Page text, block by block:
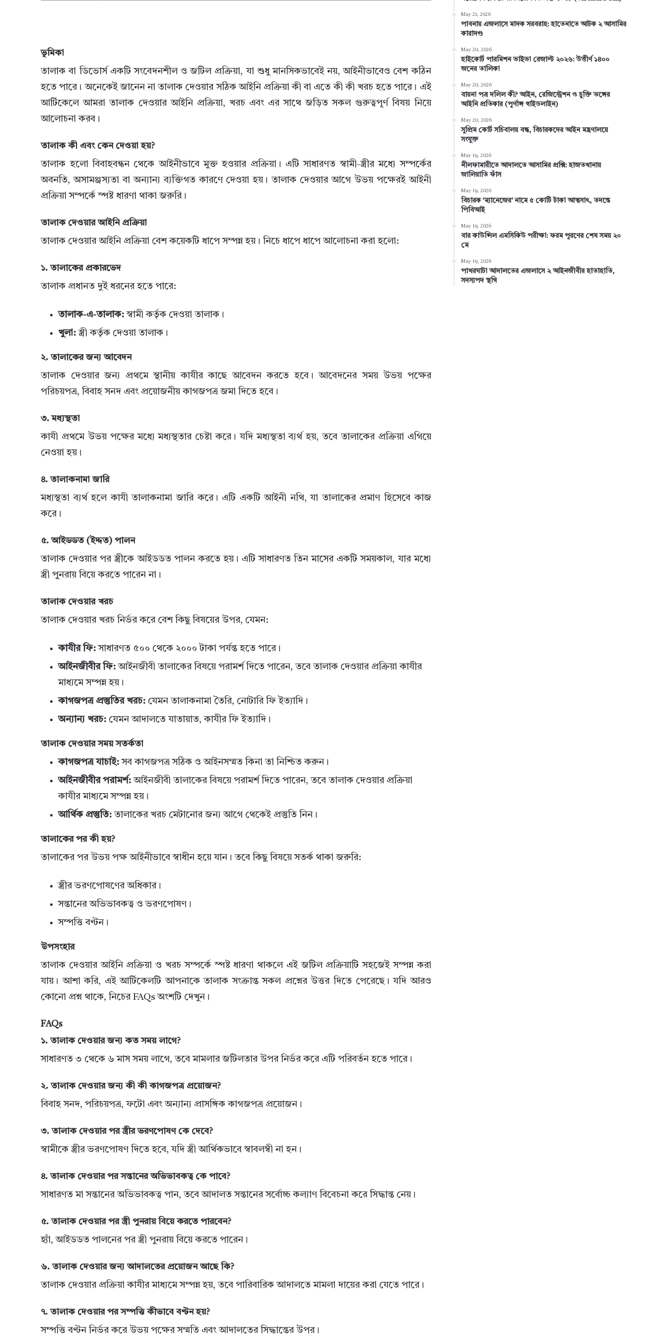
ভূমিকা
তালাক বা ডিভোর্স একটি সংবেদনশীল ও জটিল প্রক্রিয়া, যা শুধু মানসিকভাবেই নয়, আইনীভাবেও বেশ কঠিন
হতে পারে। অনেকেই জানেন না তালাক দেওয়ার সঠিক আইনি প্রক্রিয়া কী বা এতে কী কী খরচ হতে পারে। এই
আর্টিকেলে আমরা তালাক দেওয়ার আইনি প্রক্রিয়া, খরচ এবং এর সাথে জড়িত সকল গুরুত্বপূর্ণ বিষয় নিয়ে
আলোচনা করব।
তালাক কী এবং কেন দেওয়া হয়?
তালাক হলো বিবাহবন্ধন থেকে আইনীভাবে মুক্ত হওয়ার প্রক্রিয়া। এটি সাধারণত স্বামী-স্ত্রীর মধ্যে সম্পর্কের
অবনতি, অসামঞ্জস্যতা বা অন্যান্য ব্যক্তিগত কারণে দেওয়া হয়। তালাক দেওয়ার আগে উভয় পক্ষেরই আইনী
প্রক্রিয়া সম্পর্কে স্পষ্ট ধারণা থাকা জরুরি।
তালাক দেওয়ার আইনি প্রক্রিয়া
তালাক দেওয়ার আইনি প্রক্রিয়া বেশ কয়েকটি ধাপে সম্পন্ন হয়। নিচে ধাপে ধাপে আলোচনা করা হলো:
১. তালাকের প্রকারভেদ
তালাক প্রধানত দুই ধরনের হতে পারে:
তালাক-এ-তালাক: স্বামী কর্তৃক দেওয়া তালাক।
খুলা: স্ত্রী কর্তৃক দেওয়া তালাক।
২. তালাকের জন্য আবেদন
তালাক দেওয়ার জন্য প্রথমে স্থানীয় কাযীর কাছে আবেদন করতে হবে। আবেদনের সময় উভয় পক্ষের
পরিচয়পত্র, বিবাহ সনদ এবং প্রয়োজনীয় কাগজপত্র জমা দিতে হবে।
৩. মধ্যস্থতা
কাযী প্রথমে উভয় পক্ষের মধ্যে মধ্যস্থতার চেষ্টা করে। যদি মধ্যস্থতা ব্যর্থ হয়, তবে তালাকের প্রক্রিয়া এগিয়ে
নেওয়া হয়।
৪. তালাকনামা জারি
মধ্যস্থতা ব্যর্থ হলে কাযী তালাকনামা জারি করে। এটি একটি আইনী নথি, যা তালাকের প্রমাণ হিসেবে কাজ
করে।
৫. আইডডত (ইদ্দত) পালন
তালাক দেওয়ার পর স্ত্রীকে আইডডত পালন করতে হয়। এটি সাধারণত তিন মাসের একটি সময়কাল, যার মধ্যে
স্ত্রী পুনরায় বিয়ে করতে পারেন না।
তালাক দেওয়ার খরচ
তালাক দেওয়ার খরচ নির্ভর করে বেশ কিছু বিষয়ের উপর, যেমন:
কাযীর ফি: সাধারণত ৫০০ থেকে ২০০০ টাকা পর্যন্ত হতে পারে।
আইনজীবীর ফি: আইনজীবী তালাকের বিষয়ে পরামর্শ দিতে পারেন, তবে তালাক দেওয়ার প্রক্রিয়া কাযীর
মাধ্যমে সম্পন্ন হয়।
কাগজপত্র প্রস্তুতির খরচ: যেমন তালাকনামা তৈরি, নোটারি ফি ইত্যাদি।
অন্যান্য খরচ: যেমন আদালতে যাতায়াত, কাযীর ফি ইত্যাদি।
তালাক দেওয়ার সময় সতর্কতা
কাগজপত্র যাচাই: সব কাগজপত্র সঠিক ও আইনসম্মত কিনা তা নিশ্চিত করুন।
আইনজীবীর পরামর্শ: আইনজীবী তালাকের বিষয়ে পরামর্শ দিতে পারেন, তবে তালাক দেওয়ার প্রক্রিয়া
কাযীর মাধ্যমে সম্পন্ন হয়।
আর্থিক প্রস্তুতি: তালাকের খরচ মেটানোর জন্য আগে থেকেই প্রস্তুতি নিন।
তালাকের পর কী হয়?
তালাকের পর উভয় পক্ষ আইনীভাবে স্বাধীন হয়ে যান। তবে কিছু বিষয়ে সতর্ক থাকা জরুরি:
স্ত্রীর ভরণপোষণের অধিকার।
সন্তানের অভিভাবকত্ব ও ভরণপোষণ।
সম্পত্তি বণ্টন।
উপসংহার
তালাক দেওয়ার আইনি প্রক্রিয়া ও খরচ সম্পর্কে স্পষ্ট ধারণা থাকলে এই জটিল প্রক্রিয়াটি সহজেই সম্পন্ন করা
যায়। আশা করি, এই আর্টিকেলটি আপনাকে তালাক সংক্রান্ত সকল প্রশ্নের উত্তর দিতে পেরেছে। যদি আরও
কোনো প্রশ্ন থাকে, নিচের FAQs অংশটি দেখুন।
FAQs
১. তালাক দেওয়ার জন্য কত সময় লাগে?
সাধারণত ৩ থেকে ৬ মাস সময় লাগে, তবে মামলার জটিলতার উপর নির্ভর করে এটি পরিবর্তন হতে পারে।
২. তালাক দেওয়ার জন্য কী কী কাগজপত্র প্রয়োজন?
বিবাহ সনদ, পরিচয়পত্র, ফটো এবং অন্যান্য প্রাসঙ্গিক কাগজপত্র প্রয়োজন।
৩. তালাক দেওয়ার পর স্ত্রীর ভরণপোষণ কে দেবে?
স্বামীকে স্ত্রীর ভরণপোষণ দিতে হবে, যদি স্ত্রী আর্থিকভাবে স্বাবলম্বী না হন।
৪. তালাক দেওয়ার পর সন্তানের অভিভাবকত্ব কে পাবে?
সাধারণত মা সন্তানের অভিভাবকত্ব পান, তবে আদালত সন্তানের সর্বোচ্চ কল্যাণ বিবেচনা করে সিদ্ধান্ত নেয়।
৫. তালাক দেওয়ার পর স্ত্রী পুনরায় বিয়ে করতে পারবেন?
হ্যাঁ, আইডডত পালনের পর স্ত্রী পুনরায় বিয়ে করতে পারেন।
৬. তালাক দেওয়ার জন্য আদালতের প্রয়োজন আছে কি?
তালাক দেওয়ার প্রক্রিয়া কাযীর মাধ্যমে সম্পন্ন হয়, তবে পারিবারিক আদালতে মামলা দায়ের করা যেতে পারে।
৭. তালাক দেওয়ার পর সম্পত্তি কীভাবে বণ্টন হয়?
সম্পত্তি বণ্টন নির্ভর করে উভয় পক্ষের সম্মতি এবং আদালতের সিদ্ধান্তের উপর।
o
k
r
e
s
t
d
n
b g
a
May 21, 2026
পাবনায় এজলাসে মাদক সরবরাহ: হাতেনাতে আটক ২ আসামির
কারাদণ্ড
May 20, 2026
হাইকোর্ট পারমিশন ভাইভা রেজাল্ট ২০২৬: উত্তীর্ণ ১৪০০
জনের তালিকা
May 20, 2026
বায়না পত্র দলিল কী? আইন, রেজিস্ট্রেশন ও চুক্তি ভঙ্গের
আইনি প্রতিকার (পূর্ণাঙ্গ গাইডলাইন)
May 20, 2026
সুপ্রিম কোর্ট সচিবালয় বন্ধ, বিচারকদের আইন মন্ত্রণালয়ে
সংযুক্ত
May 19, 2026
নীলফামারীতে আদালতে আসামির প্রক্সি: হাজতখানায়
জালিয়াতি ফাঁস
May 19, 2026
বিচারক ‘ম্যানেজের’ নামে ৫ কোটি টাকা আত্মসাৎ, তদন্তে
পিবিআই
May 19, 2026
বার কাউন্সিল এমসিকিউ পরীক্ষা: ফরম পূরণের শেষ সময় ২০
মে
May 19, 2026
পাথরঘাটা আদালতের এজলাসে ২ আইনজীবীর হাতাহাতি,
সদস্যপদ স্থগি